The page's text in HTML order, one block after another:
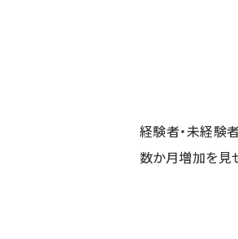
経験者・未経験
数か月増加を見